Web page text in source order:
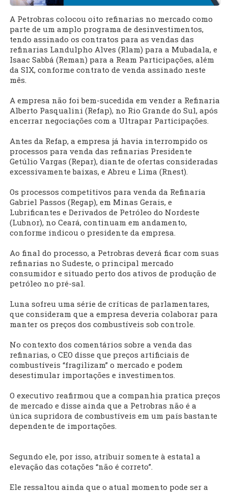
A Petrobras colocou oito refinarias no mercado como
parte de um amplo programa de desinvestimentos,
tendo assinado os contratos para as vendas das
refinarias Landulpho Alves (Rlam) para a Mubadala, e
Isaac Sabbá (Reman) para a Ream Participações, além
da SIX, conforme contrato de venda assinado neste
mês.
A empresa não foi bem-sucedida em vender a Refinaria
Alberto Pasqualini (Refap), no Rio Grande do Sul, após
encerrar negociações com a Ultrapar Participações.
Antes da Refap, a empresa já havia interrompido os
processos para venda das refinarias Presidente
Getúlio Vargas (Repar), diante de ofertas consideradas
excessivamente baixas, e Abreu e Lima (Rnest).
Os processos competitivos para venda da Refinaria
Gabriel Passos (Regap), em Minas Gerais, e
Lubrificantes e Derivados de Petróleo do Nordeste
(Lubnor), no Ceará, continuam em andamento,
conforme indicou o presidente da empresa.
Ao final do processo, a Petrobras deverá ficar com suas
refinarias no Sudeste, o principal mercado
consumidor e situado perto dos ativos de produção de
petróleo no pré-sal.
Luna sofreu uma série de críticas de parlamentares,
que consideram que a empresa deveria colaborar para
manter os preços dos combustíveis sob controle.
No contexto dos comentários sobre a venda das
refinarias, o CEO disse que preços artificiais de
combustíveis “fragilizam” o mercado e podem
desestimular importações e investimentos.
O executivo reafirmou que a companhia pratica preços
de mercado e disse ainda que a Petrobras não é a
única supridora de combustíveis em um país bastante
dependente de importações.
Segundo ele, por isso, atribuir somente à estatal a
elevação das cotações “não é correto”.
Ele ressaltou ainda que o atual momento pode ser a